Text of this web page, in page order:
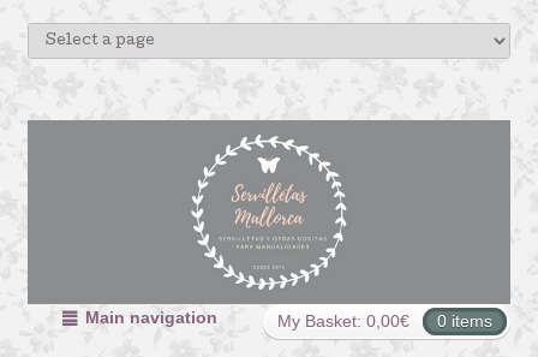
My Basket: 0,00€ 0 items
Main navigation